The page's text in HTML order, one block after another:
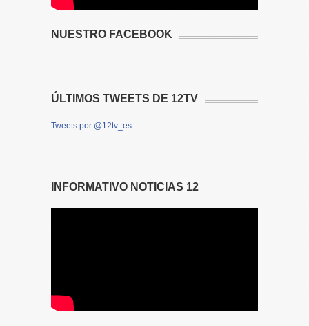
NUESTRO FACEBOOK
ÚLTIMOS TWEETS DE 12TV
Tweets por @12tv_es
INFORMATIVO NOTICIAS 12